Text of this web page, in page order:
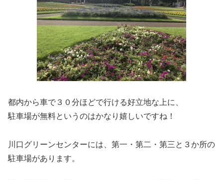
都内から車で３０分ほどで行ける好立地な上に、
駐車場が無料というのはかなり嬉しいですね！
川口グリーンセンターには、第一・第二・第三と３か所の
駐車場があります。